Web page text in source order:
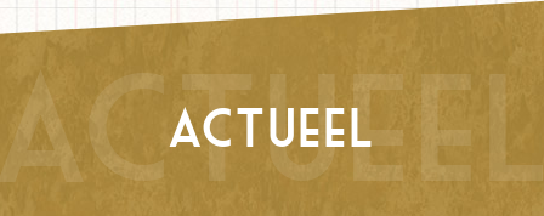
actueel
actueel